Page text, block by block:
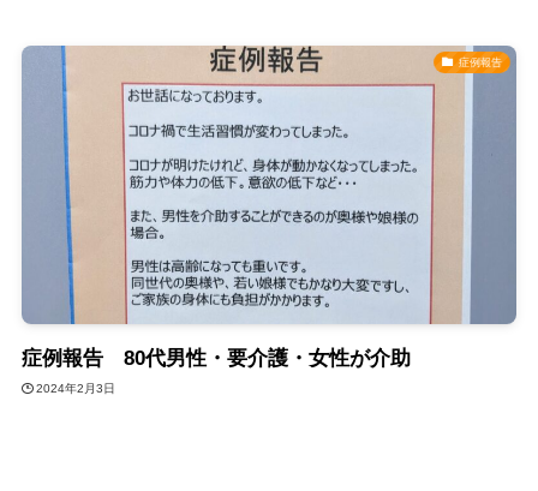
症例報告
症例報告 80代男性・要介護・女性が介助
2024年2月3日